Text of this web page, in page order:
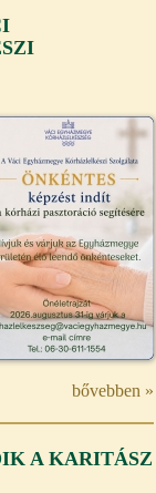
bővebben »
A KARITÁSZ